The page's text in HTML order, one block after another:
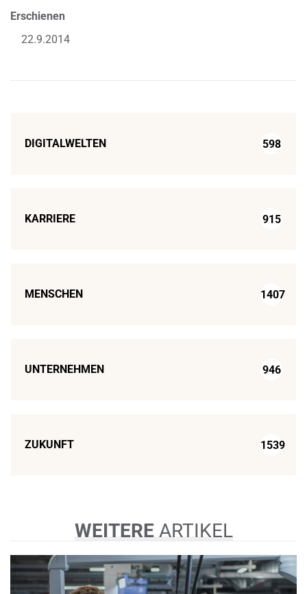
Erschienen
22.9.2014
DIGITALWELTEN 598
KARRIERE 915
MENSCHEN 1407
UNTERNEHMEN 946
ZUKUNFT 1539
WEITERE ARTIKEL